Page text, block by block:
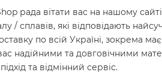
рада вітати вас на нашому
/ сплавів, які відповідають
по всій Україні, зокрема
надійними та довговічними
та відмінний сервіс.